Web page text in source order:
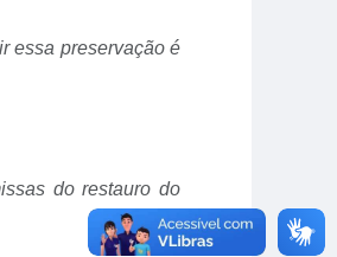
essa preservação é
do restauro do